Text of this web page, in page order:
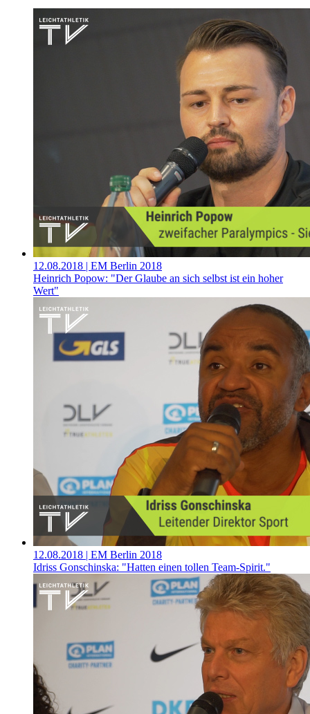
12.08.2018 | EM Berlin 2018
Heinrich Popow: "Der Glaube an sich selbst ist ein hoher
Wert"
12.08.2018 | EM Berlin 2018
Idriss Gonschinska: "Hatten einen tollen Team-Spirit."